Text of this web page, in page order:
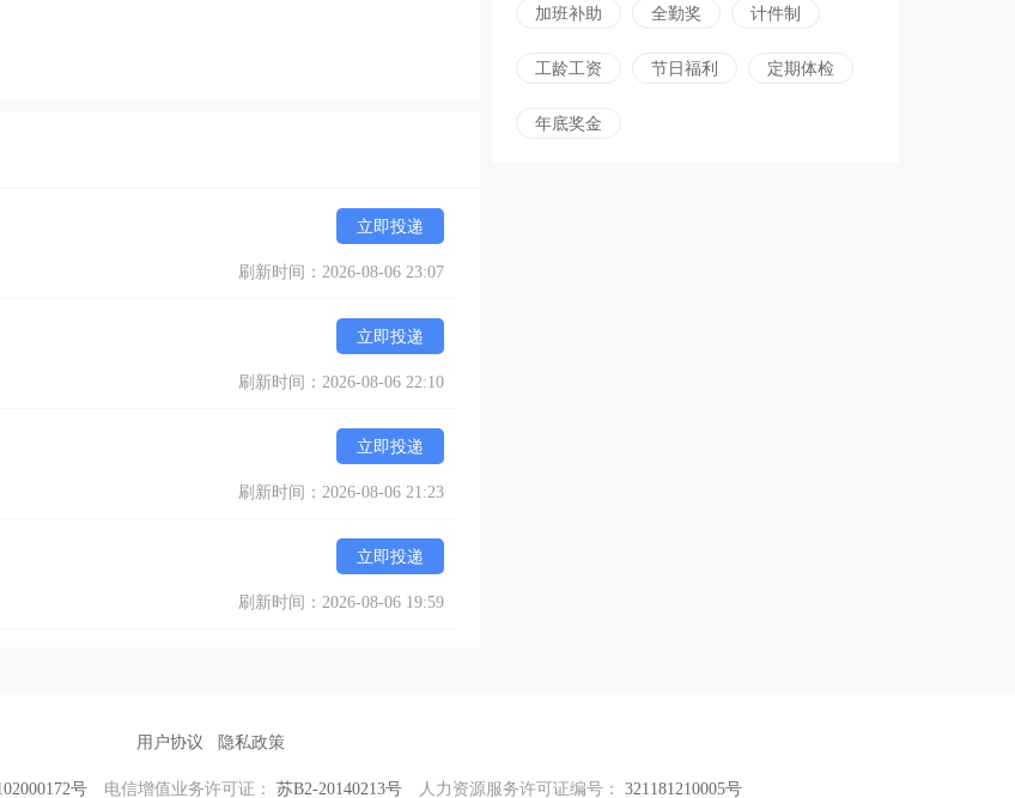
钟表、户外运动等产品的清洁擦拭和包装防护。
建立长期稳定的商业战略合作关系，产品出口全球66个
得了众多赞誉。同时坚持围绕客户需求持续创新，加大基础
内的百年品牌。欢迎国内外客商莅临指导，携手同进，共创
立即投递
刷新时间：2026-08-06 23:07
立即投递
刷新时间：2026-08-06 22:10
立即投递
刷新时间：2026-08-06 21:23
立即投递
刷新时间：2026-08-06 19:59
加班补助 全勤奖 计件制
工龄工资 节日福利 定期体检
年底奖金
用户协议 隐私政策
号 电信增值业务许可证： 苏B2-20140213号 人力资源服务许可证编号： 321181210005号